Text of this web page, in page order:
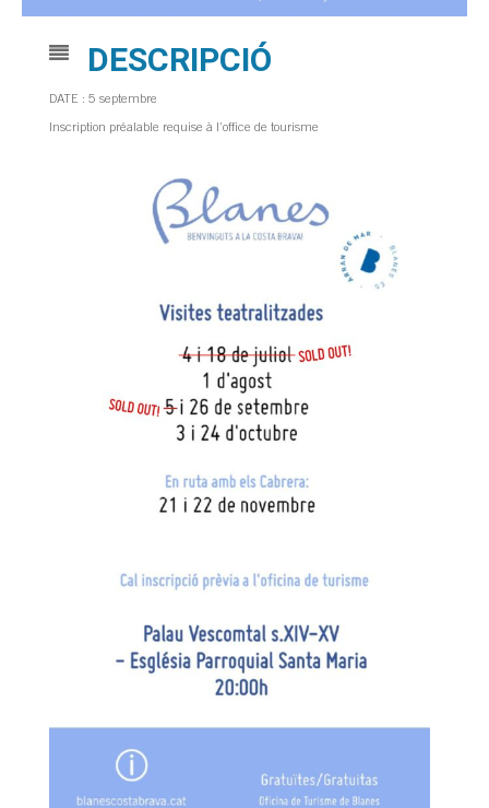
DESCRIPCIÓ
DATE : 5 septembre
Inscription préalable requise à l’office de tourisme